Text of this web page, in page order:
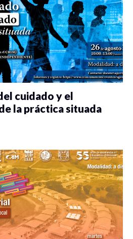
cuidado y el
la práctica situada